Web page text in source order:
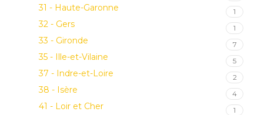
31 - Haute-Garonne 1
32 - Gers 1
33 - Gironde 7
35 - Ille-et-Vilaine 5
37 - Indre-et-Loire 2
38 - Isère 4
41 - Loir et Cher 1